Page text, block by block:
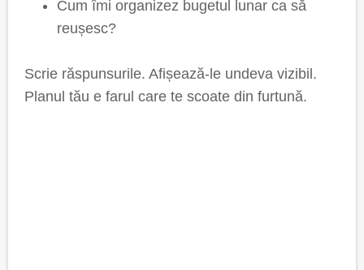
Cum îmi organizez bugetul lunar ca să
reușesc?
Scrie răspunsurile. Afișează-le undeva vizibil.
Planul tău e farul care te scoate din furtună.